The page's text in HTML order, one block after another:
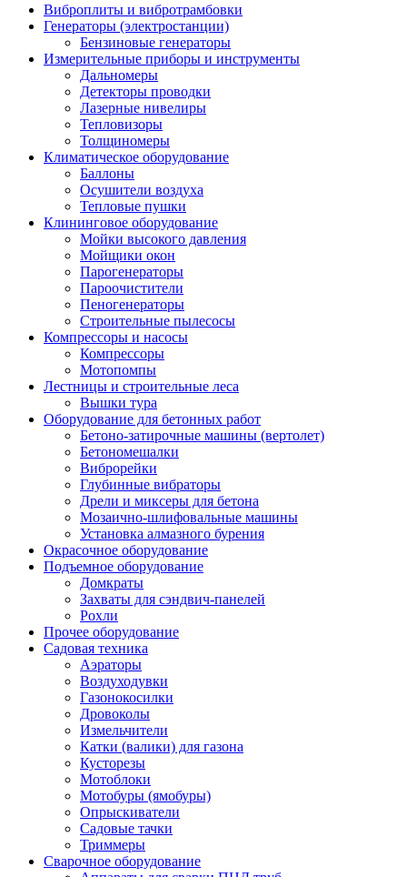
Виброплиты и вибротрамбовки
Генераторы (электростанции)
Бензиновые генераторы
Измерительные приборы и инструменты
Дальномеры
Детекторы проводки
Лазерные нивелиры
Тепловизоры
Толщиномеры
Климатическое оборудование
Баллоны
Осушители воздуха
Тепловые пушки
Клининговое оборудование
Мойки высокого давления
Мойщики окон
Парогенераторы
Пароочистители
Пеногенераторы
Строительные пылесосы
Компрессоры и насосы
Компрессоры
Мотопомпы
Лестницы и строительные леса
Вышки тура
Оборудование для бетонных работ
Бетоно-затирочные машины (вертолет)
Бетономешалки
Виброрейки
Глубинные вибраторы
Дрели и миксеры для бетона
Мозаично-шлифовальные машины
Установка алмазного бурения
Окрасочное оборудование
Подъемное оборудование
Домкраты
Захваты для сэндвич-панелей
Рохли
Прочее оборудование
Садовая техника
Аэраторы
Воздуходувки
Газонокосилки
Дровоколы
Измельчители
Катки (валики) для газона
Кусторезы
Мотоблоки
Мотобуры (ямобуры)
Опрыскиватели
Садовые тачки
Триммеры
Сварочное оборудование